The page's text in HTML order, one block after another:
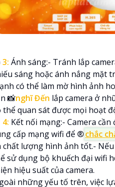
3: Ánh sáng:- Tránh lắp
sáng hoặc ánh nắng mặt
có thể làm mờ hình ảnh
📸nghĩ Đến lắp camera ở
thể quan sát được mọi hoạt
4: Kết nối mạng:- Camera
cấp mạng wifi để ®️chắc
chất lượng hình ảnh tốt.-
sử dụng bộ khuếch đại wifi
hiệu suất của camera.
những yếu tố trên, việc